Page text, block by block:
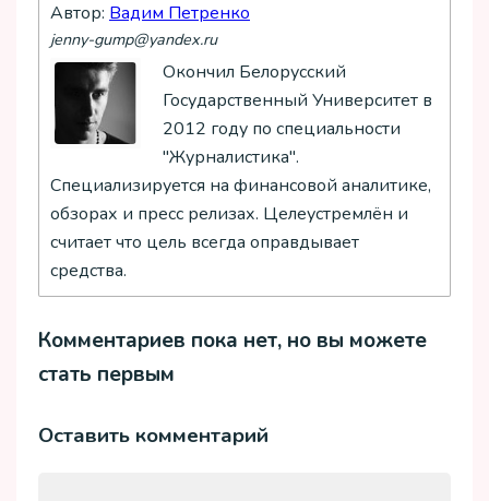
Автор: Вадим Петренко
jenny-gump@yandex.ru
Окончил Белорусский
Государственный Университет в
2012 году по специальности
"Журналистика".
Специализируется на финансовой аналитике,
обзорах и пресс релизах. Целеустремлён и
считает что цель всегда оправдывает
средства.
Комментариев пока нет, но вы можете
стать первым
Оставить комментарий